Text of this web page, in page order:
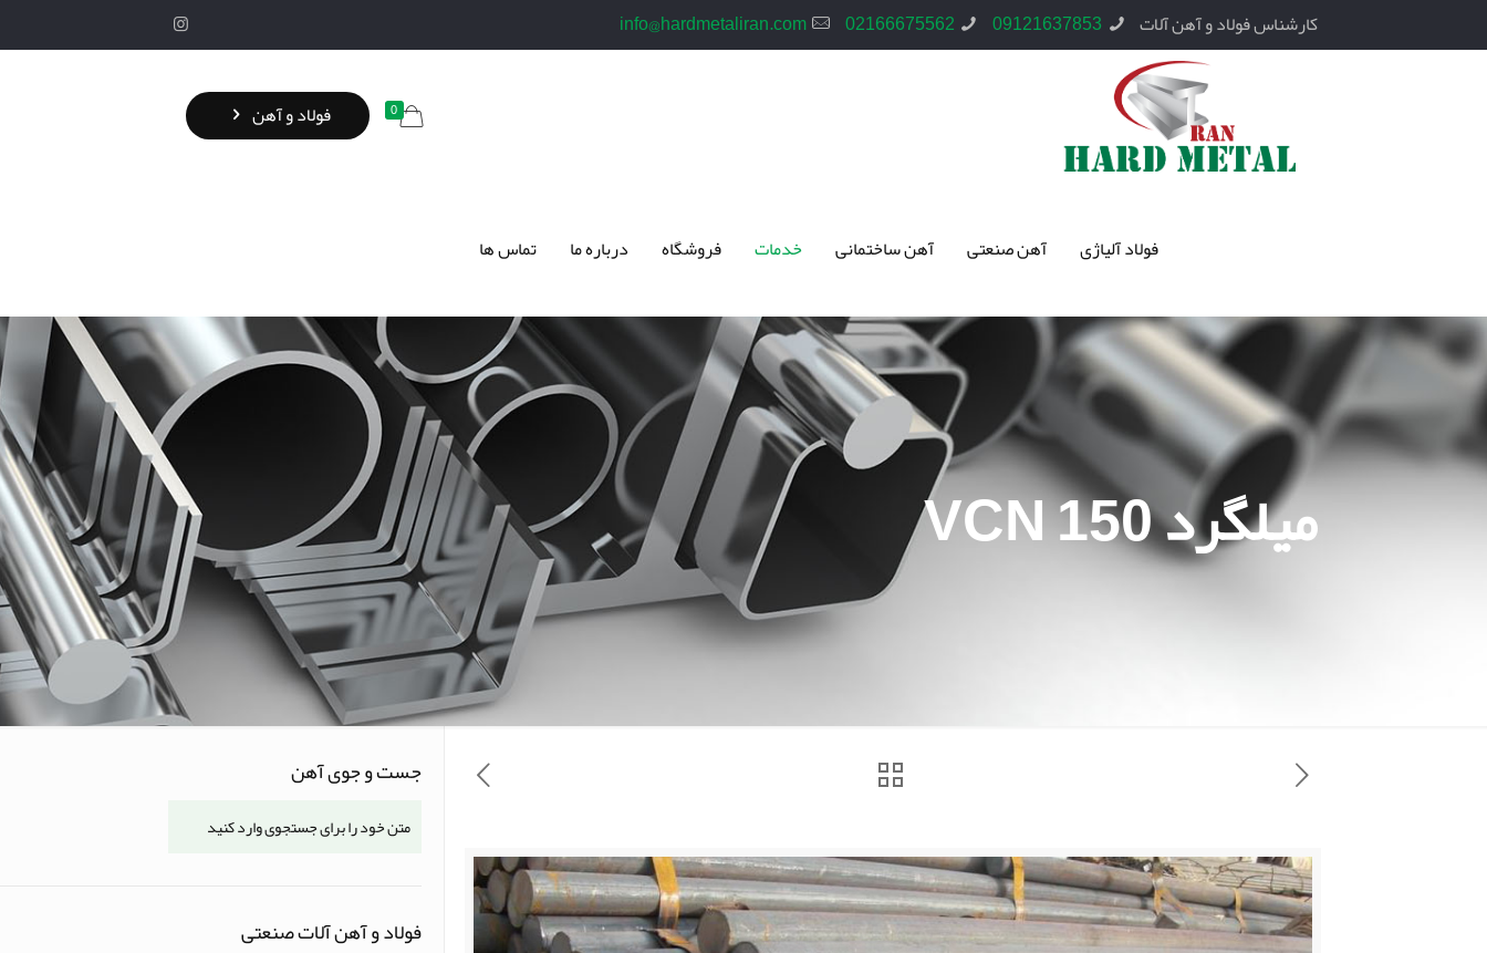
کارشناس فولاد و آهن آلات 09121637853
02166675562
info@hardmetaliran.com
فولاد آلیاژی آهن صنعتی آهن ساختمانی خدمات فروشگاه درباره ما تماس ها
0 فولاد و آهن
میلگرد VCN 150
جست و جوی آهن
فولاد و آهن آلات صنعتی